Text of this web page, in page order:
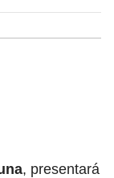
, presentará